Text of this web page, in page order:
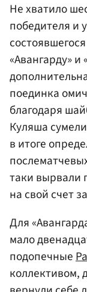
Не хватило
победителя и
«Авангарду» и
поединка
благодаря
Куляша
в итоге
таки вырвали
на свой счет
Для
мало
подопечные
коллективом,